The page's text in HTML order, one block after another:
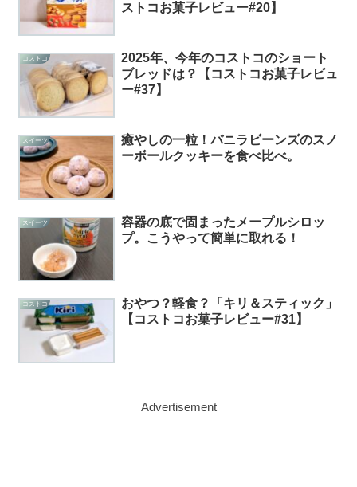
ストコお菓子レビュー#20】
コストコ
2025年、今年のコストコのショート
ブレッドは？【コストコお菓子レビュ
ー#37】
スイーツ
癒やしの一粒！バニラビーンズのスノ
ーボールクッキーを食べ比べ。
スイーツ
容器の底で固まったメープルシロッ
プ。こうやって簡単に取れる！
コストコ
おやつ？軽食？「キリ＆スティック」
【コストコお菓子レビュー#31】
Advertisement